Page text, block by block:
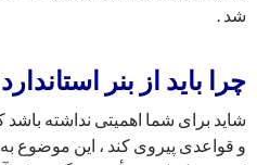
شد .
چرا باید از بنر
شاید برای شما اهمیتی نداشته
و قواعدی پیروی کند ، این موضوع